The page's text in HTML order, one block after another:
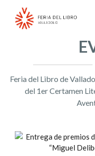
Feria del Libro de
del 1er Certamen